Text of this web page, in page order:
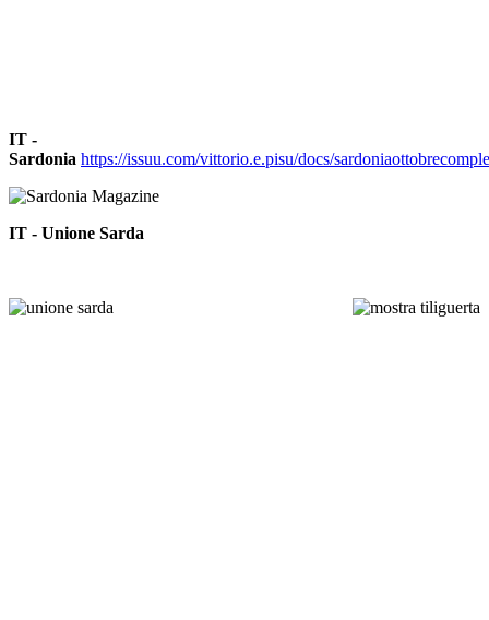
IT -
Sardonia https://issuu.com/vittorio.e.pisu/docs/
IT - Unione Sarda